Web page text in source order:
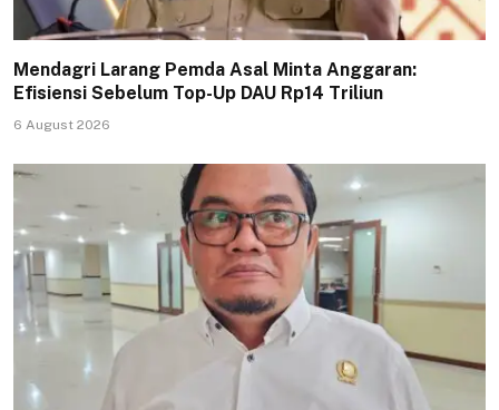
Mendagri Larang Pemda Asal Minta Anggaran:
Efisiensi Sebelum Top-Up DAU Rp14 Triliun
6 August 2026